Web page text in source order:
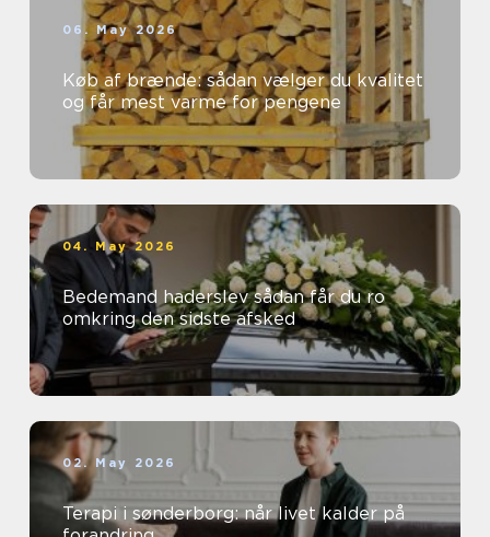
06. May 2026
Køb af brænde: sådan vælger du kvalitet
og får mest varme for pengene
04. May 2026
Bedemand haderslev sådan får du ro
omkring den sidste afsked
02. May 2026
Terapi i sønderborg: når livet kalder på